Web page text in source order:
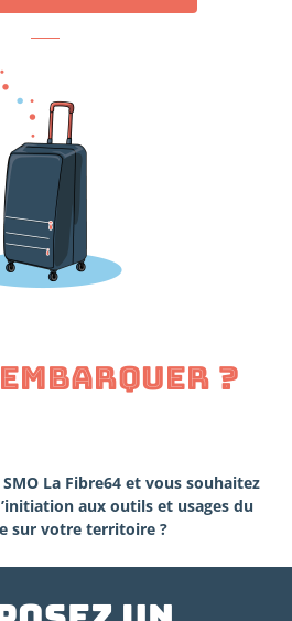
?
La Fibre64 et vous souhaitez
aux outils et usages du
sur votre territoire ?